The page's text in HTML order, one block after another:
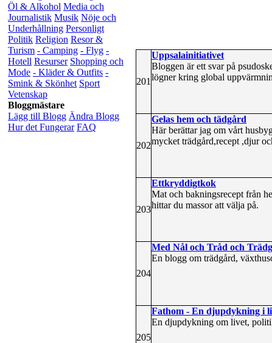
Öl & Alkohol Media och
Journalistik Musik Nöje och
Underhållning Personligt
Politik Religion Resor &
Turism - Camping - Flyg -
Hotell Resurser Shopping och
Mode - Kläder & Outfits -
Smink & Skönhet Sport
Vetenskap
Bloggmästare
Lägg till Blogg Ändra Blogg
Hur det Fungerar FAQ
201
Uppsalainitiativet
Bloggen är ett svar på
lögner kring global
202
Gelas hem och tädgård
Här berättar jag om vårt
mycket trädgård,recept ,djur
203
Ettkryddigtkok
Mat och bakningsrecept från
hittar du massor att välja på.
204
Med Nål och Tråd och
En blogg om trädgård,
205
Fathom - En djupdykning i
En djupdykning om livet,